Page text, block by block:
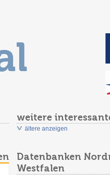
weitere
ältere anzeigen
Datenbanken
Westfalen